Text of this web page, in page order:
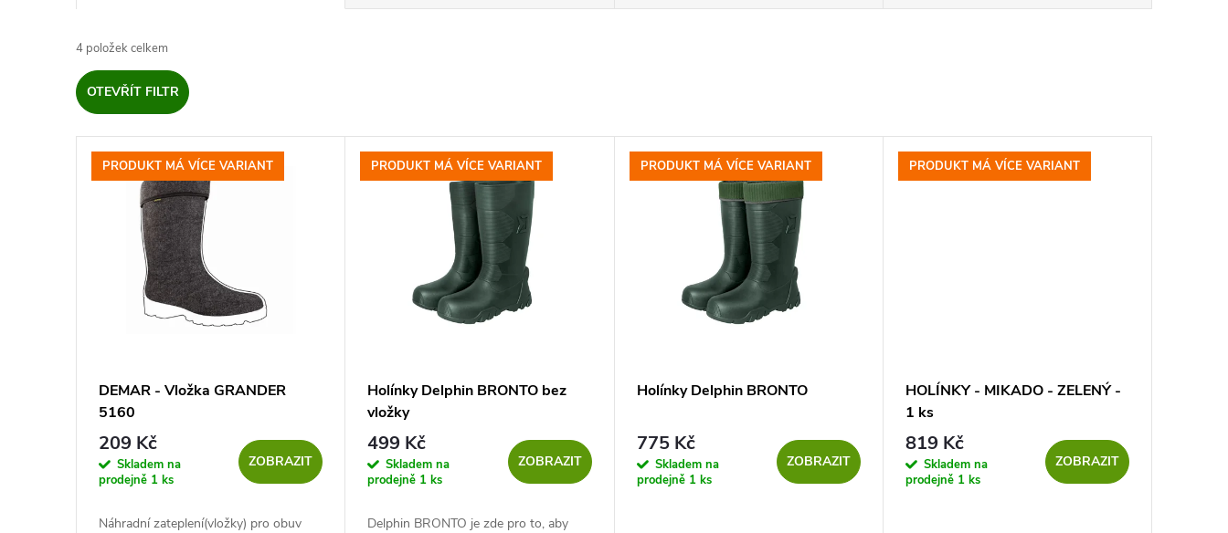
a
z
e
n
4 položek celkem
OTEVŘÍT FILTR
VPRODUKT MÁ VÍCE VARIANT
DEMAR - Vložka GRANDER
5160
209 Kč
Skladem na
prodejně 1 ks
ZOBRAZIT
Náhradní zateplení(vložky) pro obuv
PRODUKT MÁ VÍCE VARIANT
Holínky Delphin BRONTO bez
vložky
499 Kč
Skladem na
prodejně 1 ks
ZOBRAZIT
Delphin BRONTO je zde pro to, aby
PRODUKT MÁ VÍCE VARIANT
Holínky Delphin BRONTO
775 Kč
Skladem na
prodejně 1 ks
ZOBRAZIT
PRODUKT MÁ VÍCE VARIANT
HOLÍNKY - MIKADO - ZELENÝ -
1 ks
819 Kč
Skladem na
prodejně 1 ks
ZOBRAZIT